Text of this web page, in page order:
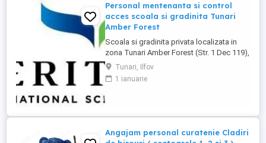
Personal mentenanta si control
acces scoala si gradinita Tunari
Amber Forest
Scoala si gradinita privata localizata in
zona Tunari Amber Forest (Str. 1 Dec 119),
cauta 1 persoana serioasa si
responsabila pentru mentenanta, ingrijire
cladiri si control acces. Pachet salarial
**Responsabilități principale:** * ...
Tunari, Ilfov
1 ianuarie
Angajam personal curatenie Cladiri